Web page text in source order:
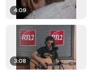
4:09
3:08